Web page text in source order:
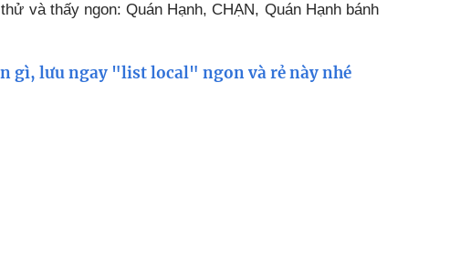
và thấy ngon: Quán Hạnh, CHẠN, Quán Hạnh bánh
gì, lưu ngay "list local" ngon và rẻ này nhé